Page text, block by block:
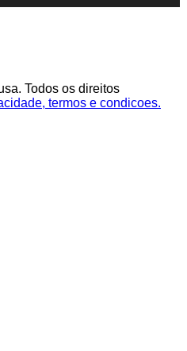
Todos os direitos
termos e condicoes.